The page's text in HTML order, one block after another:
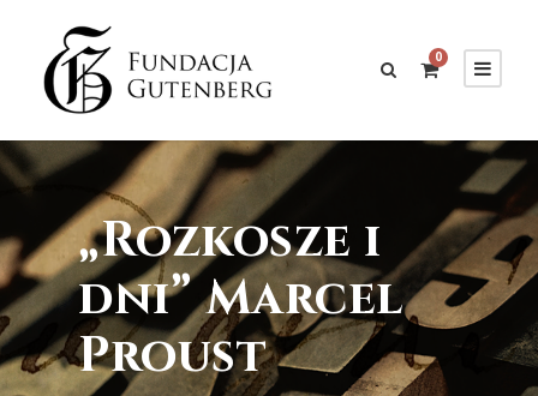
0
„Rozkosze i
dni” Marcel
Proust